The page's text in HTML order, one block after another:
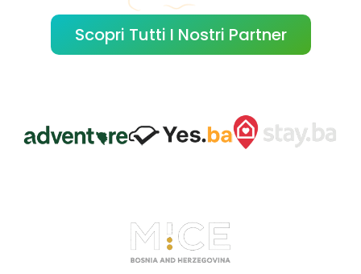
Scopri Tutti I Nostri Partner